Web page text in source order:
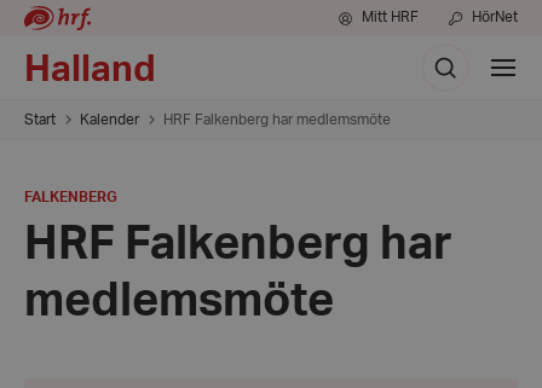
Mitt HRF HörNet
Halland Sök
Visa
meny
Start Kalender HRF Falkenberg har medlemsmöte
PLATS:
FALKENBERG
HRF Falkenberg har
medlemsmöte